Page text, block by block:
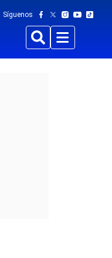
Síguenos
BuscarMenu